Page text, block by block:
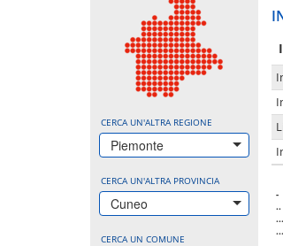
CERCA UN'ALTRA REGIONE
Piemonte
CERCA UN'ALTRA PROVINCIA
Cuneo
CERCA UN COMUNE
-
..
...